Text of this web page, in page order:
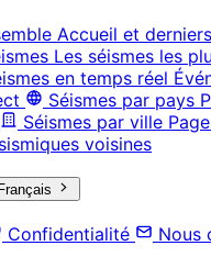
Accueil et
Les séismes les
en temps réel
Séismes par pays
Séismes par ville
voisines
Français
Confidentialité
Nous